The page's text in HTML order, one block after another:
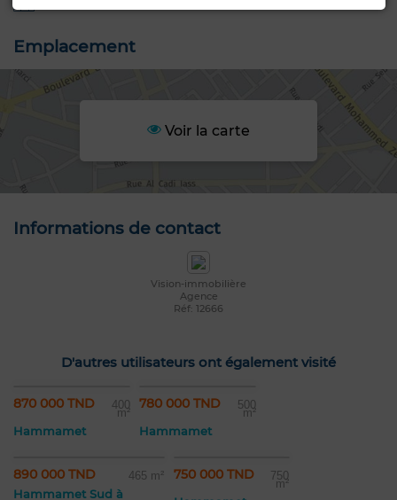
Emplacement
Voir la carte
Informations de contact
Vision-immobilière
Agence
Réf: 12666
D'autres utilisateurs ont également visité
870 000 TND 400
m²
Hammamet
780 000 TND 500
m²
Hammamet
890 000 TND 465 m²
Hammamet Sud à
750 000 TND 750
m²